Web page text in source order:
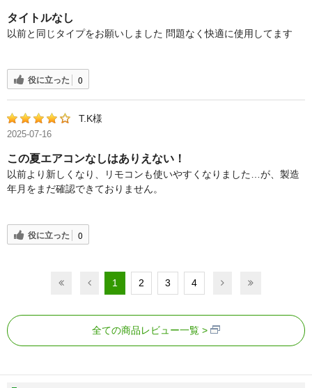
タイトルなし
以前と同じタイプをお願いしました 問題なく快適に使用してます
役に立った 0
T.K様
2025-07-16
この夏エアコンなしはありえない！
以前より新しくなり、リモコンも使いやすくなりました…が、製造
年月をまだ確認できておりません。
役に立った 0
1 2 3 4
全ての商品レビュー一覧